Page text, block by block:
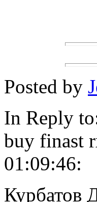
Posted by
In Reply
buy finast
01:09:46:
Курбатов